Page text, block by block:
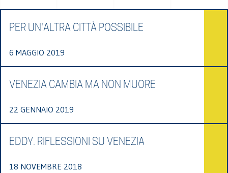
PER UN'ALTRA CITTÀ POSSIBILE
6 MAGGIO 2019
VENEZIA CAMBIA MA NON MUORE
22 GENNAIO 2019
EDDY. RIFLESSIONI SU VENEZIA
18 NOVEMBRE 2018